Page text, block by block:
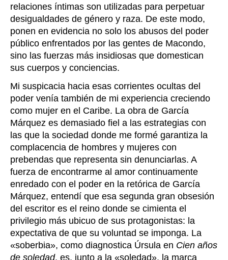
relaciones íntimas son utilizadas para perpetuar
desigualdades de género y raza. De este modo,
ponen en evidencia no solo los abusos del poder
público enfrentados por las gentes de Macondo,
sino las fuerzas más insidiosas que domestican
sus cuerpos y conciencias.
Mi suspicacia hacia esas corrientes ocultas del
poder venía también de mi experiencia creciendo
como mujer en el Caribe. La obra de García
Márquez es demasiado fiel a las estrategias con
las que la sociedad donde me formé garantiza la
complacencia de hombres y mujeres con
prebendas que representa sin denunciarlas. A
fuerza de encontrarme al amor continuamente
enredado con el poder en la retórica de García
Márquez, entendí que esa segunda gran obsesión
del escritor es el reino donde se cimienta el
privilegio más ubicuo de sus protagonistas: la
expectativa de que su voluntad se imponga. La
«soberbia», como diagnostica Úrsula en Cien años
de soledad, es, junto a la «soledad», la marca